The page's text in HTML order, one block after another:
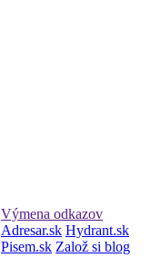
Výmena odkazov
Adresar.sk Hydrant.sk
Pisem.sk Založ si blog